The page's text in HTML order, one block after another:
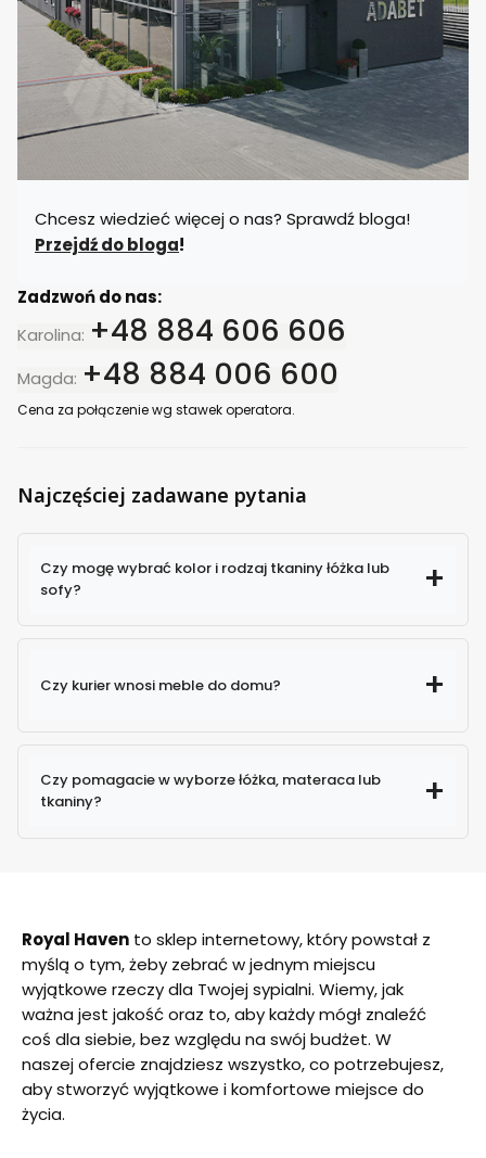
r
u
Chcesz wiedzieć więcej o nas? Sprawdź bloga!
Przejdź do bloga!
Zadzwoń do nas:
Karolina: +48 884 606 606
Magda: +48 884 006 600
Cena za połączenie wg stawek operatora.
Najczęściej zadawane pytania
Czy mogę wybrać kolor i rodzaj tkaniny łóżka lub
sofy?
Czy kurier wnosi meble do domu?
Czy pomagacie w wyborze łóżka, materaca lub
tkaniny?
Royal Haven to sklep internetowy, który powstał z
myślą o tym, żeby zebrać w jednym miejscu
wyjątkowe rzeczy dla Twojej sypialni. Wiemy, jak
ważna jest jakość oraz to, aby każdy mógł znaleźć
coś dla siebie, bez względu na swój budżet. W
naszej ofercie znajdziesz wszystko, co potrzebujesz,
aby stworzyć wyjątkowe i komfortowe miejsce do
życia.